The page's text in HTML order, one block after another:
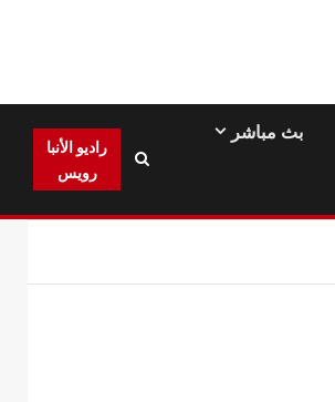
بث مباشر
راديو الأنبا
رويس